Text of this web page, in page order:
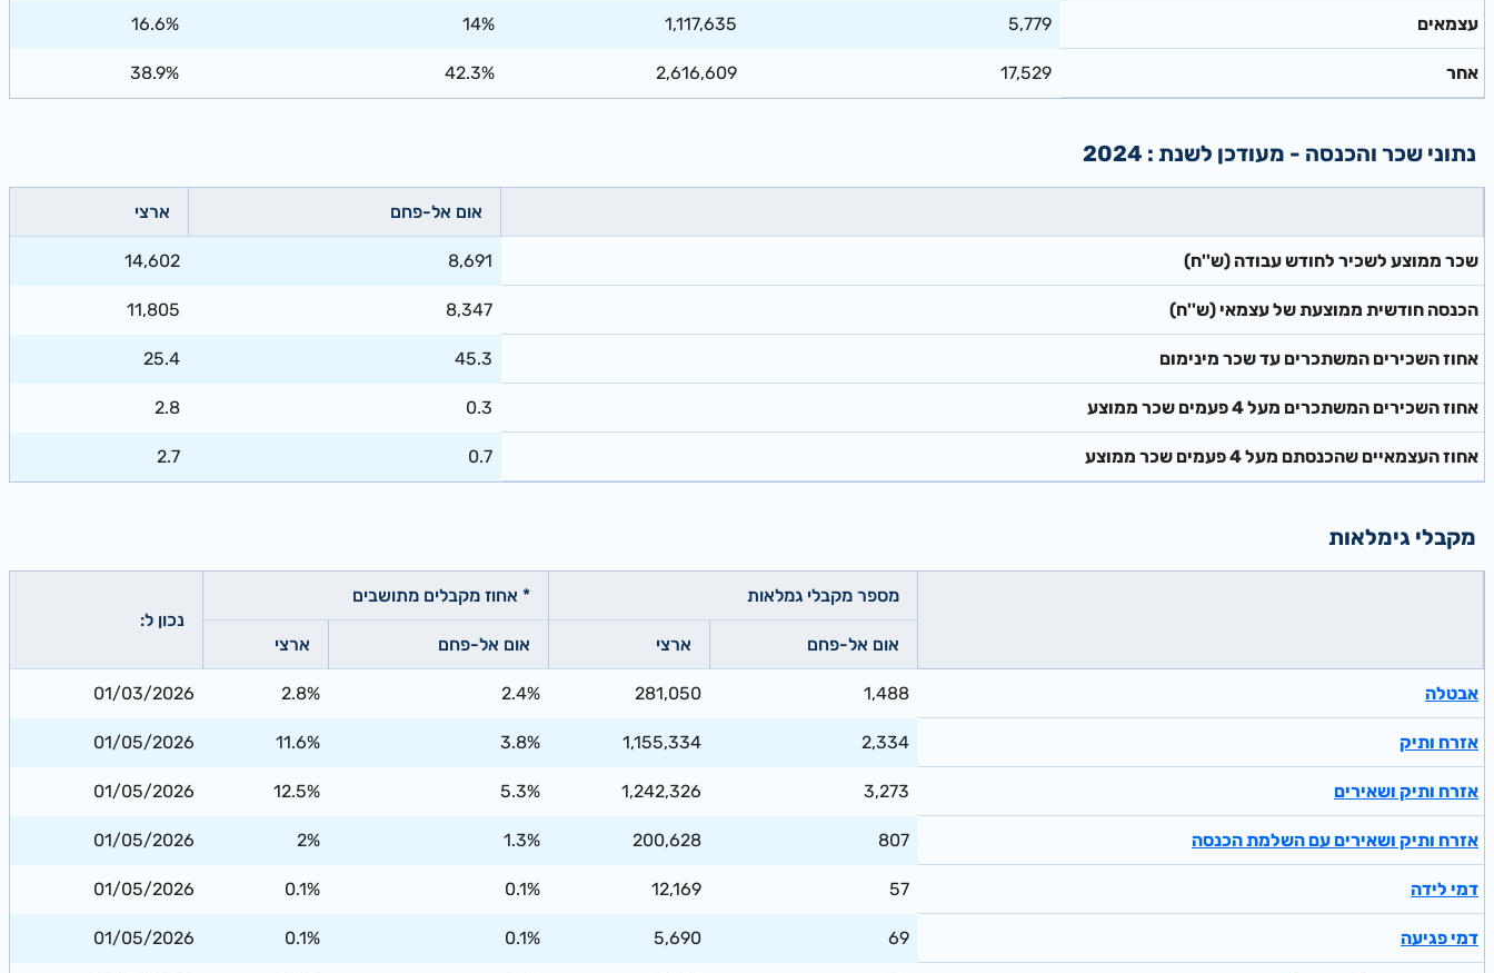
עצמאים 5,779
1,117,635
14%
16.6%
אחר 17,529
2,616,609
42.3%
38.9%
נתוני שכר והכנסה - מעודכן לשנת : 2024
אום אל-פחם ארצי
(שכר ממוצע לשכיר לחודש עבודה (ש''ח 8,691
14,602
(הכנסה חודשית ממוצעת של עצמאי (ש''ח 8,347
11,805
אחוז השכירים המשתכרים עד שכר מינימום 45.3
25.4
אחוז השכירים המשתכרים מעל 4 פעמים שכר ממוצע 0.3
2.8
אחוז העצמאיים שהכנסתם מעל 4 פעמים שכר ממוצע 0.7
2.7
מקבלי גימלאות
מספר מקבלי גמלאות
* אחוז מקבלים מתושבים
נכון ל:
אום אל-פחם
ארצי אום אל-פחם ארצי
אבטלה 1,488
281,050
2.4%
2.8%
01/03/2026
אזרח ותיק 2,334
1,155,334
3.8%
11.6%
01/05/2026
אזרח ותיק ושאירים 3,273
1,242,326
5.3%
12.5%
01/05/2026
אזרח ותיק ושאירים עם השלמת הכנסה 807
200,628
1.3%
2%
01/05/2026
דמי לידה 57
12,169
0.1%
0.1%
01/05/2026
דמי פגיעה 69
5,690
0.1%
0.1%
01/05/2026